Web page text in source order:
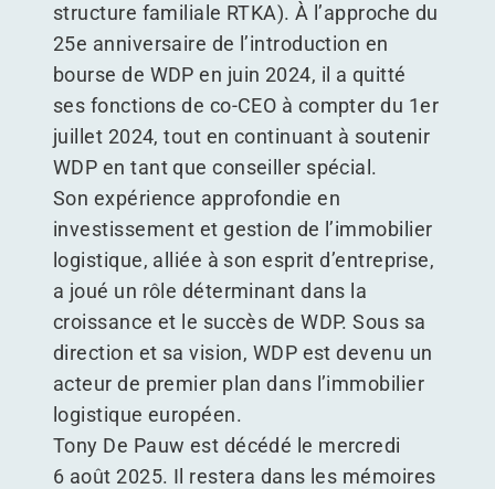
structure familiale RTKA). À l’approche du
25e anniversaire de l’introduction en
bourse de WDP en juin 2024, il a quitté
ses fonctions de co-CEO à compter du 1er
juillet 2024, tout en continuant à soutenir
WDP en tant que conseiller spécial.
Son expérience approfondie en
investissement et gestion de l’immobilier
logistique, alliée à son esprit d’entreprise,
a joué un rôle déterminant dans la
croissance et le succès de WDP. Sous sa
direction et sa vision, WDP est devenu un
acteur de premier plan dans l’immobilier
logistique européen.
Tony De Pauw est décédé le mercredi
6 août 2025. Il restera dans les mémoires